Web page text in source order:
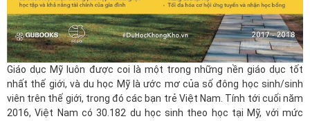
Giáo dục Mỹ luôn được coi là một trong những nền giáo dục tốt
nhất thế giới, và du học Mỹ là ước mơ của số đông học sinh/sinh
viên trên thế giới, trong đó các bạn trẻ Việt Nam. Tính tới cuối năm
2016, Việt Nam có 30.182 du học sinh theo học tại Mỹ, với mức